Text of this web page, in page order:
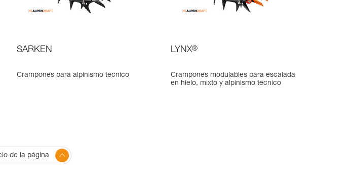
SARKEN
Crampones para alpinismo técnico
LYNX®
Crampones modulables para escalada
en hielo, mixto y alpinismo técnico
de la página